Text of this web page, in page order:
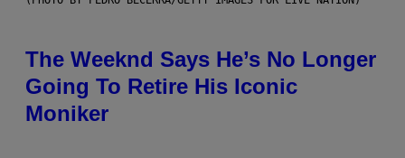
The Weeknd Says He’s No Longer
Going To Retire His Iconic
Moniker